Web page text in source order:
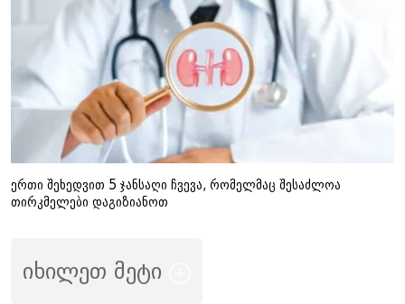
ერთი შეხედვით 5 ჯანსაღი ჩვევა, რომელმაც შესაძლოა
თირკმელები დაგიზიანოთ
იხილეთ მეტი